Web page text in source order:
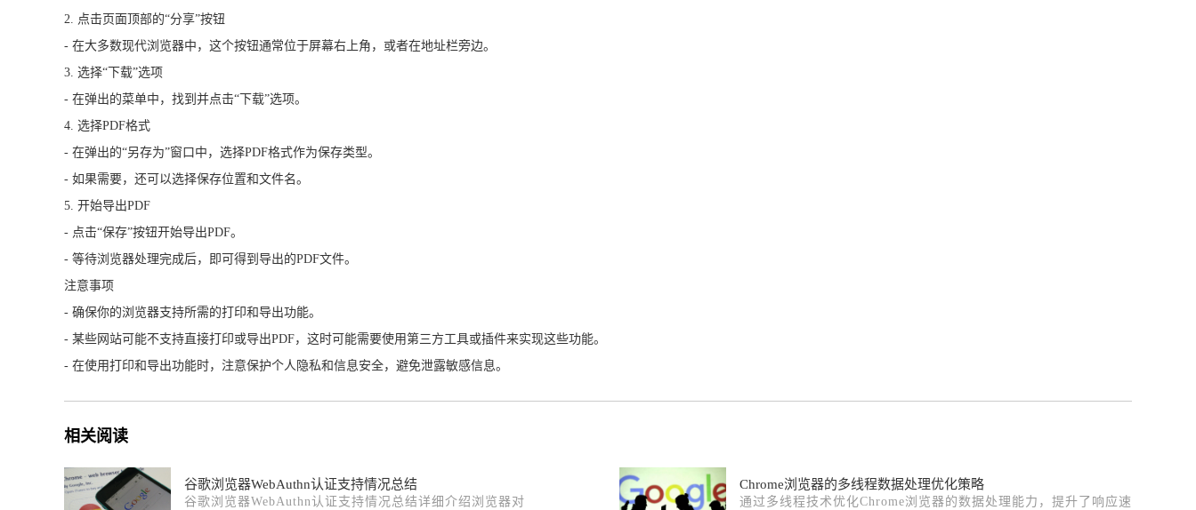
2. 点击页面顶部的“分享”按钮
- 在大多数现代浏览器中，这个按钮通常位于屏幕右上角，或者在地址栏旁边。
3. 选择“下载”选项
- 在弹出的菜单中，找到并点击“下载”选项。
4. 选择PDF格式
- 在弹出的“另存为”窗口中，选择PDF格式作为保存类型。
- 如果需要，还可以选择保存位置和文件名。
5. 开始导出PDF
- 点击“保存”按钮开始导出PDF。
- 等待浏览器处理完成后，即可得到导出的PDF文件。
注意事项
- 确保你的浏览器支持所需的打印和导出功能。
- 某些网站可能不支持直接打印或导出PDF，这时可能需要使用第三方工具或插件来实现这些功能。
- 在使用打印和导出功能时，注意保护个人隐私和信息安全，避免泄露敏感信息。
相关阅读
谷歌浏览器WebAuthn认证支持情况总结
谷歌浏览器WebAuthn认证支持情况总结详细介绍浏览器对
Chrome浏览器的多线程数据处理优化策略
通过多线程技术优化Chrome浏览器的数据处理能力，提升了响应速